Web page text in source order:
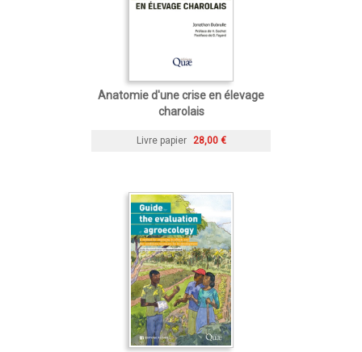
Anatomie d'une crise en élevage
charolais
Livre papier 28,00 €